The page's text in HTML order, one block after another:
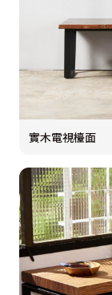
實木電視檯面